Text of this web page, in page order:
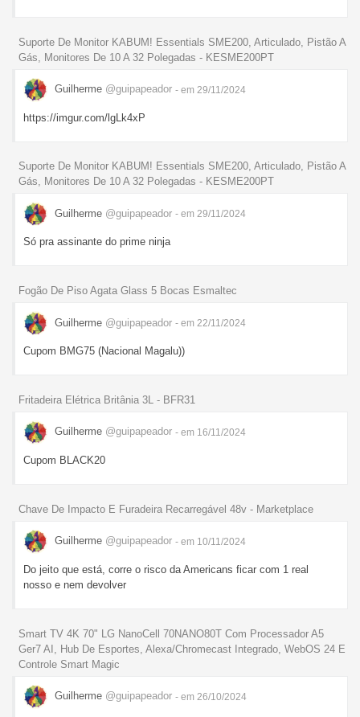
Suporte De Monitor KABUM! Essentials SME200, Articulado, Pistão A
Gás, Monitores De 10 A 32 Polegadas - KESME200PT
Guilherme @guipapeador - em 29/11/2024
https://imgur.com/lgLk4xP
Suporte De Monitor KABUM! Essentials SME200, Articulado, Pistão A
Gás, Monitores De 10 A 32 Polegadas - KESME200PT
Guilherme @guipapeador - em 29/11/2024
Só pra assinante do prime ninja
Fogão De Piso Agata Glass 5 Bocas Esmaltec
Guilherme @guipapeador - em 22/11/2024
Cupom BMG75 (Nacional Magalu))
Fritadeira Elétrica Britânia 3L - BFR31
Guilherme @guipapeador - em 16/11/2024
Cupom BLACK20
Chave De Impacto E Furadeira Recarregável 48v - Marketplace
Guilherme @guipapeador - em 10/11/2024
Do jeito que está, corre o risco da Americans ficar com 1 real
nosso e nem devolver
Smart TV 4K 70" LG NanoCell 70NANO80T Com Processador A5
Ger7 AI, Hub De Esportes, Alexa/Chromecast Integrado, WebOS 24 E
Controle Smart Magic
Guilherme @guipapeador - em 26/10/2024